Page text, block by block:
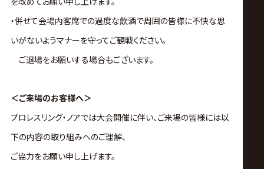
・併せて会場内客席での過度な飲酒で周囲の皆様に不快な思
いがないようマナーを守ってご観戦ください。
ご退場をお願いする場合もございます。
＜ご来場のお客様へ＞
プロレスリング・ノアでは大会開催に伴い、ご来場の皆様には以
下の内容の取り組みへのご理解、
ご協力をお願い申し上げます。